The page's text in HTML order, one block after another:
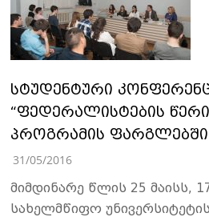
სტუდენტური
“ფედერალისტების
პროგრამის ფარგლებში
31/05/2016
მიმდინარე წლის 25 მაისს,
სახელმწიფო